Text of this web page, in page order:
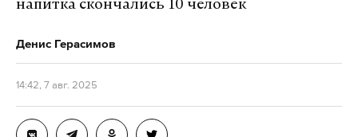
напитка скончались 10 человек
Денис Герасимов
14:42, 7 авг. 2025